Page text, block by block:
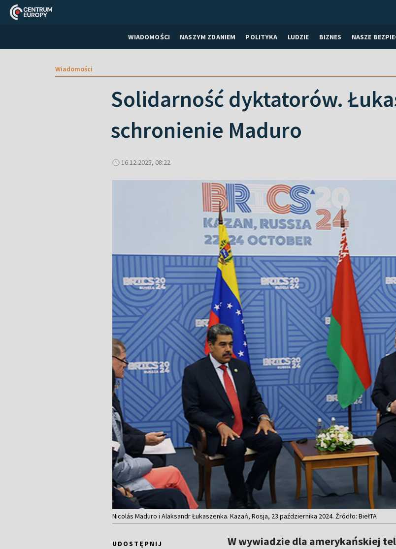
WIADOMOŚCI NASZYM ZDANIEM POLITYKA LUDZIE BIZNES NASZE
Wiadomości
Solidarność dyktatorów.
schronienie Maduro
16.12.2025, 08:22
Nicolás Maduro i Alaksandr Łukaszenka. Kazań, Rosja, 23 października 2024. Źródło: BiełTA
UDOSTĘPNIJ
W wywiadzie dla amerykańskiej